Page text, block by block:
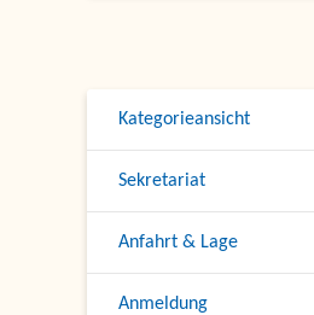
Kategorieansicht
Sekretariat
Anfahrt & Lage
Anmeldung